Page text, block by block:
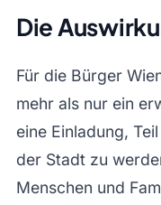
Die
Für die Bürger
mehr als nur ein
eine Einladung,
der Stadt zu
Menschen und